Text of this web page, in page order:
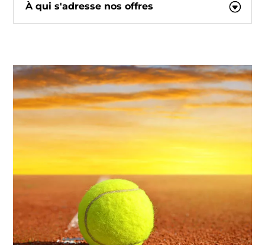
À qui s'adresse nos offres